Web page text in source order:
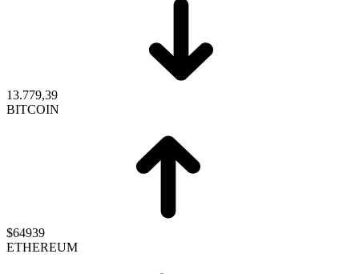
13.779,39
BITCOIN
$64939
ETHEREUM